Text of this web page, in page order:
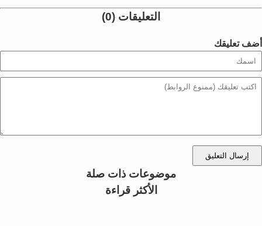
التعليقات (0)
أضف تعليقك
إرسال التعليق
موضوعات ذات صلة
الأكثر قراءة